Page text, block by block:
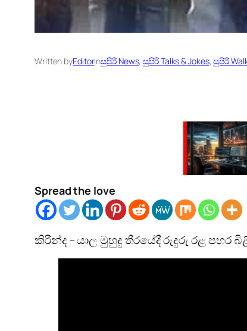
Written byEditorinසුපිරි News, සුපිරි Talks & Jokes, සුපිරි
Spread the love
කිරින්ද – යාල මුහුදු තීරයේදී රුදුරු රළ පහර